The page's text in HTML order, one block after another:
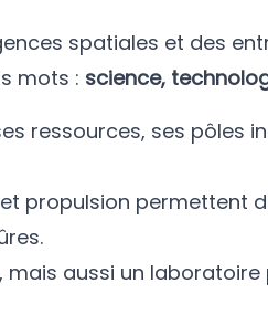
spatiales et des
mots : science,
ressources, ses pôles
propulsion permettent
mais aussi un